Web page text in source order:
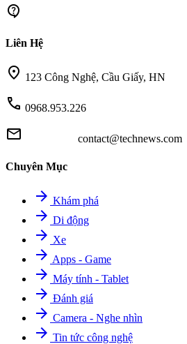
contact_support
Liên Hệ
location_on 123 Công Nghệ, Cầu Giấy, HN
call 0968.953.226
mail contact@technews.com
Chuyên Mục
arrow_forward Khám phá
arrow_forward Di động
arrow_forward Xe
arrow_forward Apps - Game
arrow_forward Máy tính - Tablet
arrow_forward Đánh giá
arrow_forward Camera - Nghe nhìn
arrow_forward Tin tức công nghệ